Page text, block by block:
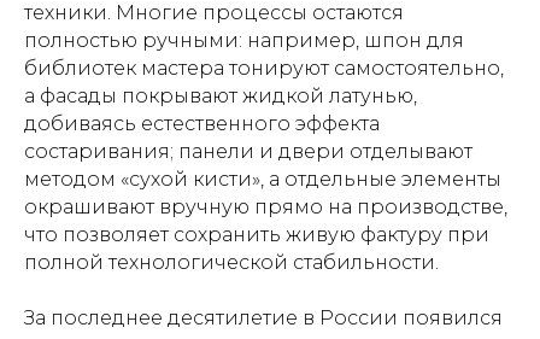
техники. Многие процессы остаются
полностью ручными: например, шпон для
библиотек мастера тонируют самостоятельно,
а фасады покрывают жидкой латунью,
добиваясь естественного эффекта
состаривания; панели и двери отделывают
методом «сухой кисти», а отдельные элементы
окрашивают вручную прямо на производстве,
что позволяет сохранить живую фактуру при
полной технологической стабильности.
За последнее десятилетие в России появился